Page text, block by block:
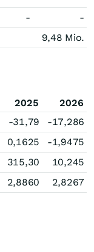
-
-
9,48 Mio.
2025
2026
-31,79
-17,286
0,1625
-1,9475
315,30
10,245
2,8860 2,8267